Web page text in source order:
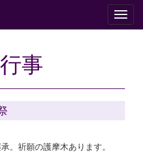
Toggle
事
。祈願の護摩木あります。